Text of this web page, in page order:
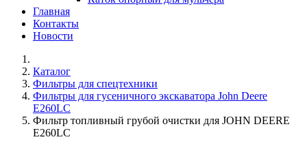
Главная
Контакты
Новости
Каталог
Фильтры для спецтехники
Фильтры для гусеничного экскаватора John Deere
E260LC
Фильтр топливный грубой очистки для JOHN DEERE
E260LC